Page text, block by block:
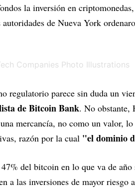
la inversión en
autoridades de Nueva York
regulatorio parece sin duda un
de Bitcoin Bank. No obstante,
mercancía, no como un valor,
razón por la cual "el dominio
del bitcoin en lo que va de
a las inversiones de mayor riesgo